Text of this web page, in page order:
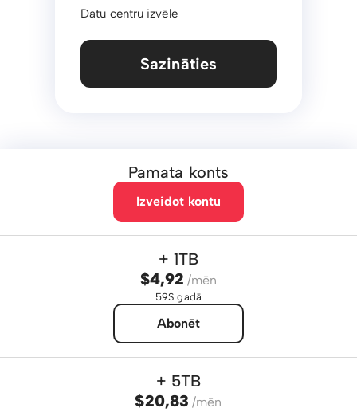
Datu centru izvēle
Sazināties
Pamata konts
Izveidot kontu
+ 1TB
$4,92 /mēn
59$ gadā
Abonēt
+ 5TB
$20,83 /mēn